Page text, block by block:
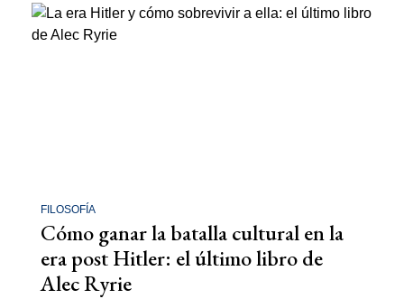
FILOSOFÍA
Cómo ganar la batalla cultural en la
era post Hitler: el último libro de
Alec Ryrie